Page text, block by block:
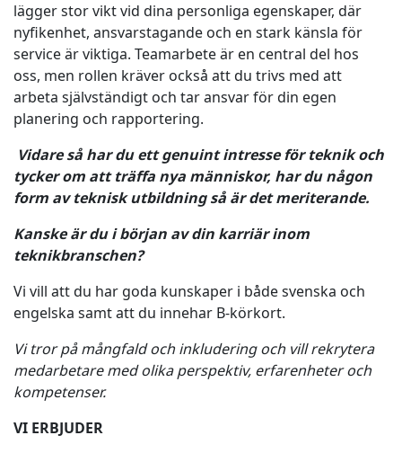
lägger stor vikt vid dina personliga egenskaper, där
nyfikenhet, ansvarstagande och en stark känsla för
service är viktiga. Teamarbete är en central del hos
oss, men rollen kräver också att du trivs med att
arbeta självständigt och tar ansvar för din egen
planering och rapportering.
Vidare så har du ett genuint intresse för teknik och
tycker om att träffa nya människor, har du någon
form av teknisk utbildning så är det meriterande.
Kanske är du i början av din karriär inom
teknikbranschen?
Vi vill att du har goda kunskaper i både svenska och
engelska samt att du innehar B-körkort.
Vi tror på mångfald och inkludering och vill rekrytera
medarbetare med olika perspektiv, erfarenheter och
kompetenser.
VI ERBJUDER